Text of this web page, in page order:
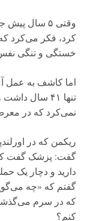
وقتی ۵ سال
کرد، فکر می‌کرد که
خستگی و تنگی
اما کاشف به عمل
تنها ۴۱ سال
نمی‌کرد که در
ریکمن که در
گفت: پزشک گفت که
دارید و دچار یک
گفتم که «چه
که در سرم
کنم؟